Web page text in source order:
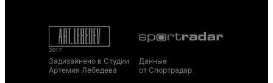
Задизайнено в Студии
Артемия Лебедева
Данные
от Спортрадар